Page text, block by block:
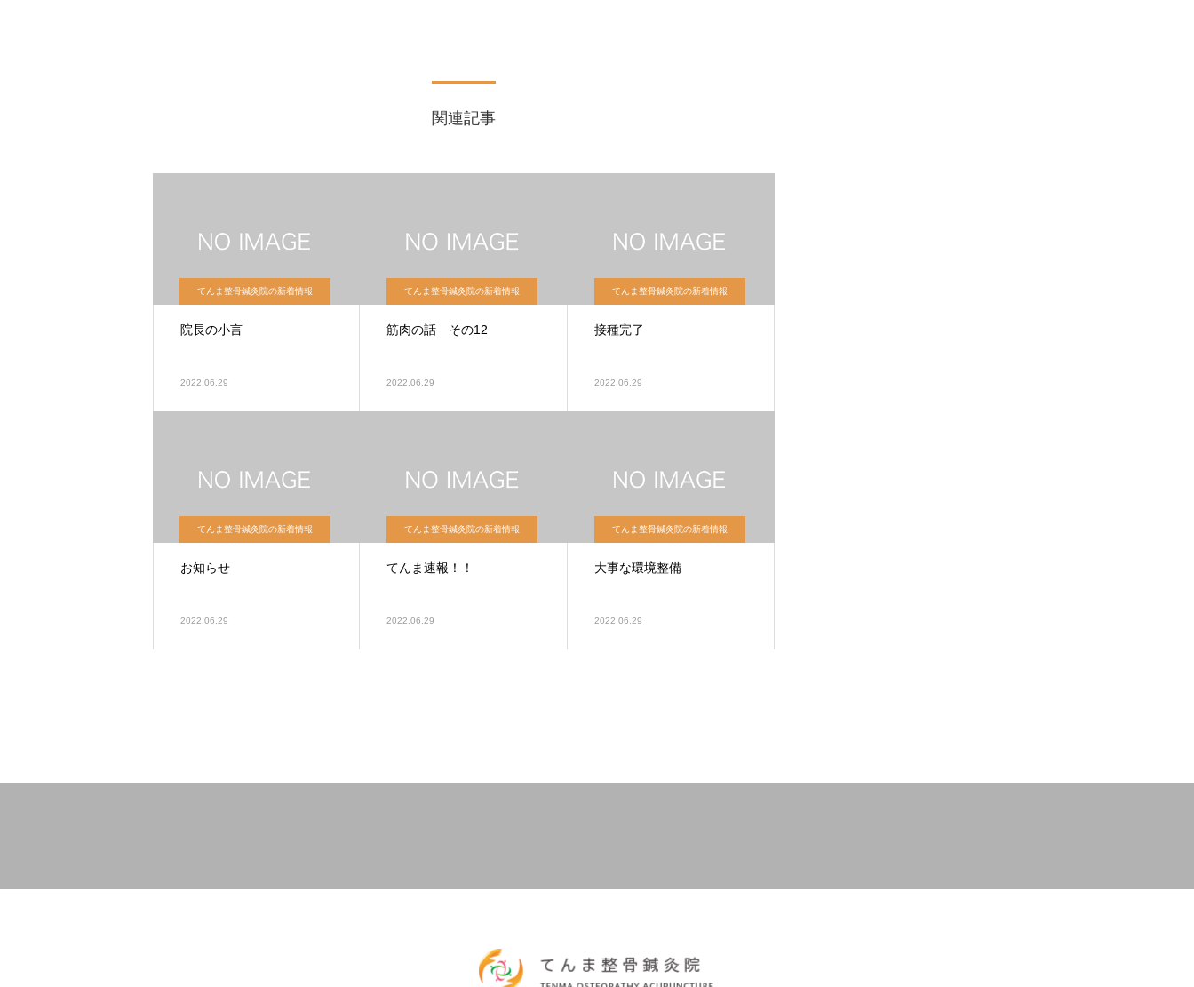
関連記事
てんま整骨鍼灸院の新着情報
院長の小言
2022.06.29
てんま整骨鍼灸院の新着情報
筋肉の話 その12
2022.06.29
てんま整骨鍼灸院の新着情報
接種完了
2022.06.29
てんま整骨鍼灸院の新着情報
お知らせ
2022.06.29
てんま整骨鍼灸院の新着情報
てんま速報！！
2022.06.29
てんま整骨鍼灸院の新着情報
大事な環境整備￼
2022.06.29